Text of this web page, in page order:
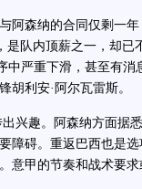
森纳的合同仅剩一年
是队内顶薪之一，却
中严重下滑，甚至有
胡利安·阿尔瓦雷斯。
趣。阿森纳方面据悉
障碍。重返巴西也是
意甲的节奏和战术要